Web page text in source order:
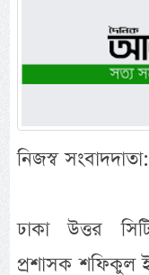
নিজস্ব সংবাদদাতা:
ঢাকা উত্তর
প্রশাসক শফিকুল